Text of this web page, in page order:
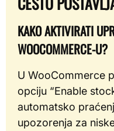
KAKO AKTIVIRATI
WOOCOMMERCE-U?
U WooCommerce
opciju “Enable
automatsko
upozorenja za